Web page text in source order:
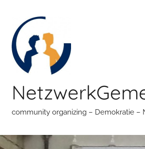
springen
community organizing – Demokratie –